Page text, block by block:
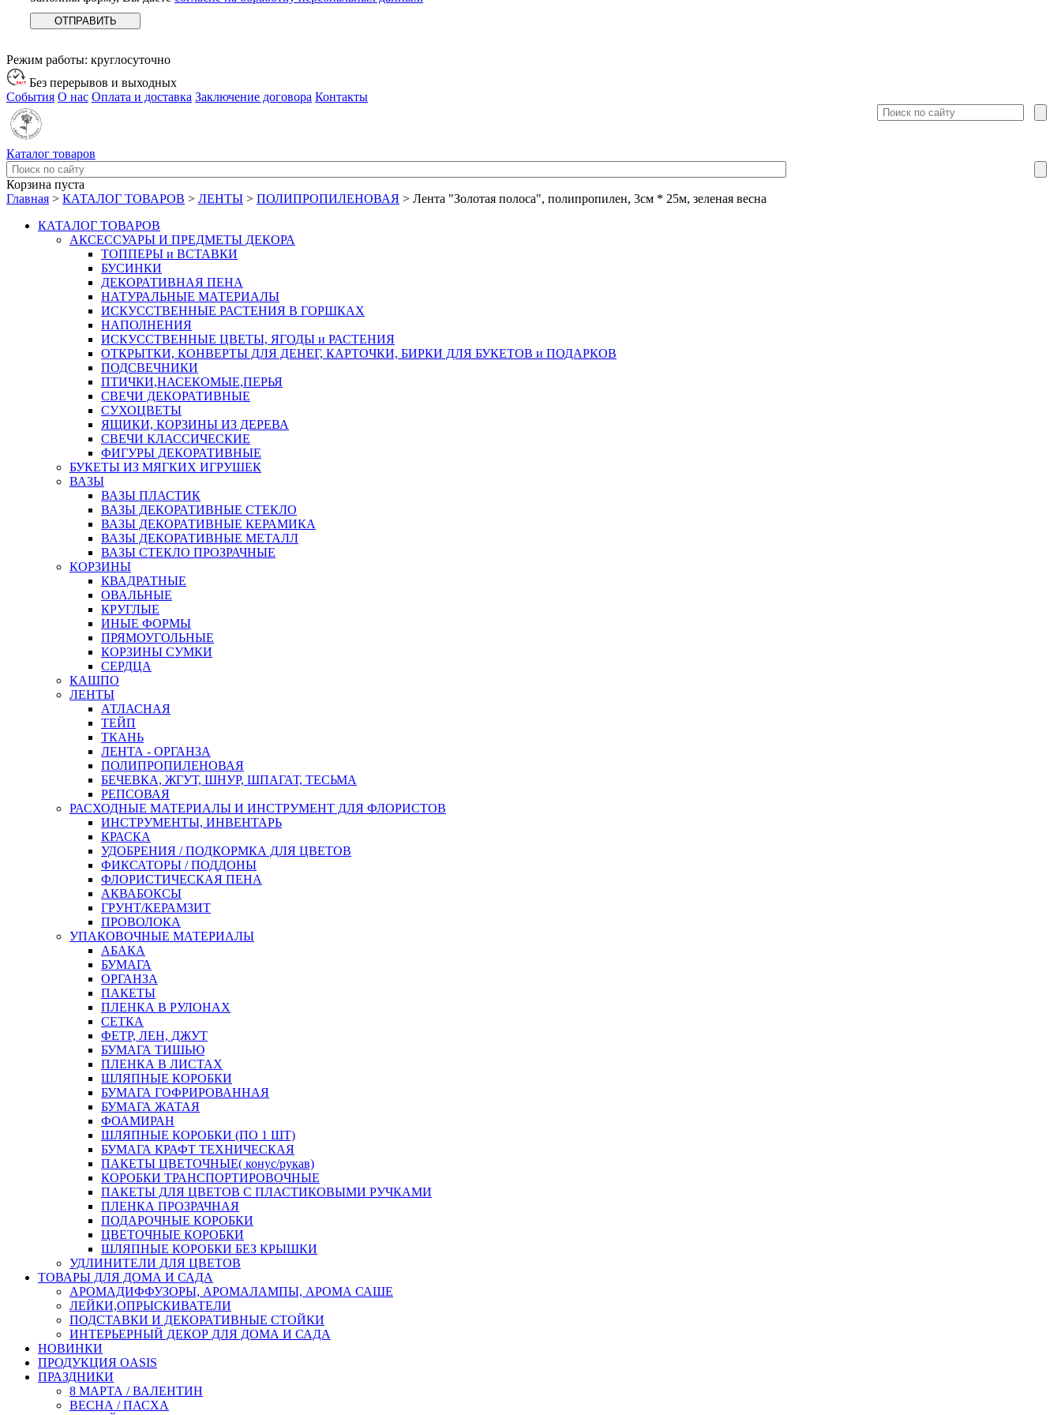
Режим работы: круглосуточно
Без перерывов и выходных
События О нас Оплата и доставка Заключение договора Контакты
Каталог товаров
Корзина пуста
Главная > КАТАЛОГ ТОВАРОВ > ЛЕНТЫ > ПОЛИПРОПИЛЕНОВАЯ > Лента "Золотая полоса", полипропилен, 3см * 25м, зеленая весна
КАТАЛОГ ТОВАРОВ
АКСЕССУАРЫ И ПРЕДМЕТЫ ДЕКОРА
ТОППЕРЫ и ВСТАВКИ
БУСИНКИ
ДЕКОРАТИВНАЯ ПЕНА
НАТУРАЛЬНЫЕ МАТЕРИАЛЫ
ИСКУССТВЕННЫЕ РАСТЕНИЯ В ГОРШКАХ
НАПОЛНЕНИЯ
ИСКУССТВЕННЫЕ ЦВЕТЫ, ЯГОДЫ и РАСТЕНИЯ
ОТКРЫТКИ, КОНВЕРТЫ ДЛЯ ДЕНЕГ, КАРТОЧКИ, БИРКИ ДЛЯ БУКЕТОВ и ПОДАРКОВ
ПОДСВЕЧНИКИ
ПТИЧКИ,НАСЕКОМЫЕ,ПЕРЬЯ
СВЕЧИ ДЕКОРАТИВНЫЕ
СУХОЦВЕТЫ
ЯЩИКИ, КОРЗИНЫ ИЗ ДЕРЕВА
СВЕЧИ КЛАССИЧЕСКИЕ
ФИГУРЫ ДЕКОРАТИВНЫЕ
БУКЕТЫ ИЗ МЯГКИХ ИГРУШЕК
ВАЗЫ
ВАЗЫ ПЛАСТИК
ВАЗЫ ДЕКОРАТИВНЫЕ СТЕКЛО
ВАЗЫ ДЕКОРАТИВНЫЕ КЕРАМИКА
ВАЗЫ ДЕКОРАТИВНЫЕ МЕТАЛЛ
ВАЗЫ СТЕКЛО ПРОЗРАЧНЫЕ
КОРЗИНЫ
КВАДРАТНЫЕ
ОВАЛЬНЫЕ
КРУГЛЫЕ
ИНЫЕ ФОРМЫ
ПРЯМОУГОЛЬНЫЕ
КОРЗИНЫ СУМКИ
СЕРДЦА
КАШПО
ЛЕНТЫ
АТЛАСНАЯ
ТЕЙП
ТКАНЬ
ЛЕНТА - ОРГАНЗА
ПОЛИПРОПИЛЕНОВАЯ
БЕЧЕВКА, ЖГУТ, ШНУР, ШПАГАТ, ТЕСЬМА
РЕПСОВАЯ
РАСХОДНЫЕ МАТЕРИАЛЫ И ИНСТРУМЕНТ ДЛЯ ФЛОРИСТОВ
ИНСТРУМЕНТЫ, ИНВЕНТАРЬ
КРАСКА
УДОБРЕНИЯ / ПОДКОРМКА ДЛЯ ЦВЕТОВ
ФИКСАТОРЫ / ПОДДОНЫ
ФЛОРИСТИЧЕСКАЯ ПЕНА
АКВАБОКСЫ
ГРУНТ/КЕРАМЗИТ
ПРОВОЛОКА
УПАКОВОЧНЫЕ МАТЕРИАЛЫ
АБАКА
БУМАГА
ОРГАНЗА
ПАКЕТЫ
ПЛЕНКА В РУЛОНАХ
СЕТКА
ФЕТР, ЛЕН, ДЖУТ
БУМАГА ТИШЬЮ
ПЛЕНКА В ЛИСТАХ
ШЛЯПНЫЕ КОРОБКИ
БУМАГА ГОФРИРОВАННАЯ
БУМАГА ЖАТАЯ
ФОАМИРАН
ШЛЯПНЫЕ КОРОБКИ (ПО 1 ШТ)
БУМАГА КРАФТ ТЕХНИЧЕСКАЯ
ПАКЕТЫ ЦВЕТОЧНЫЕ( конус/рукав)
КОРОБКИ ТРАНСПОРТИРОВОЧНЫЕ
ПАКЕТЫ ДЛЯ ЦВЕТОВ С ПЛАСТИКОВЫМИ РУЧКАМИ
ПЛЕНКА ПРОЗРАЧНАЯ
ПОДАРОЧНЫЕ КОРОБКИ
ЦВЕТОЧНЫЕ КОРОБКИ
ШЛЯПНЫЕ КОРОБКИ БЕЗ КРЫШКИ
УДЛИНИТЕЛИ ДЛЯ ЦВЕТОВ
ТОВАРЫ ДЛЯ ДОМА И САДА
АРОМАДИФФУЗОРЫ, АРОМАЛАМПЫ, АРОМА САШЕ
ЛЕЙКИ,ОПРЫСКИВАТЕЛИ
ПОДСТАВКИ И ДЕКОРАТИВНЫЕ СТОЙКИ
ИНТЕРЬЕРНЫЙ ДЕКОР ДЛЯ ДОМА И САДА
НОВИНКИ
ПРОДУКЦИЯ OASIS
ПРАЗДНИКИ
8 МАРТА / ВАЛЕНТИН
ВЕСНА / ПАСХА